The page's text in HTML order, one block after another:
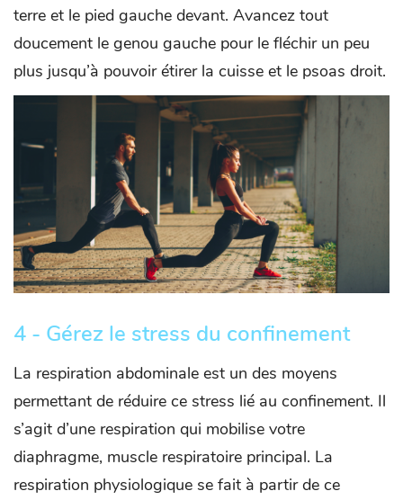
terre et le pied gauche devant. Avancez tout
doucement le genou gauche pour le fléchir un peu
plus jusqu’à pouvoir étirer la cuisse et le psoas droit.
4 - Gérez le stress du confinement
La respiration abdominale est un des moyens
permettant de réduire ce stress lié au confinement. Il
s’agit d’une respiration qui mobilise votre
diaphragme, muscle respiratoire principal. La
respiration physiologique se fait à partir de ce